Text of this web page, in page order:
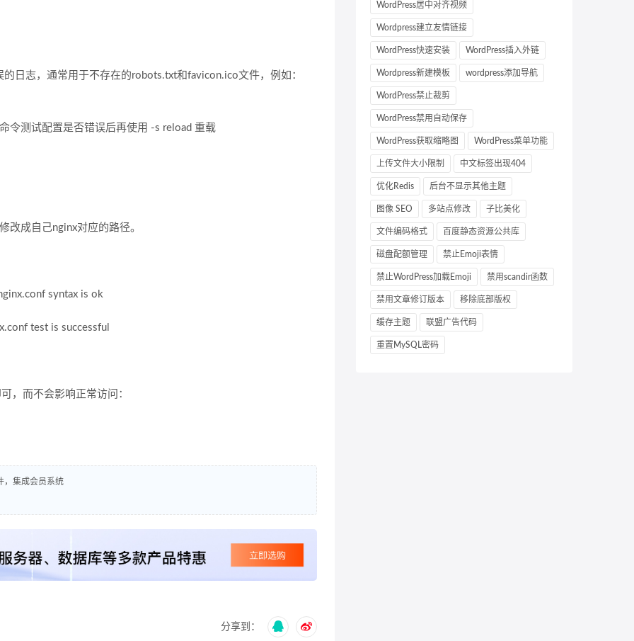
日志，通常用于不存在的robots.txt和favicon.ico文件，例如：
令测试配置是否错误后再使用 -s reload 重载
改成自己nginx对应的路径。
syntax is ok
test is successful
，而不会影响正常访问：
，集成会员系统
分享到：
WordPress居中对齐视频
Wordpress建立友情链接
WordPress快速安装 WordPress插入外链
Wordpress新建模板 wordpress添加导航
WordPress禁止裁剪
WordPress禁用自动保存
WordPress获取缩略图 WordPress菜单功能
上传文件大小限制 中文标签出现404
优化Redis 后台不显示其他主题
图像 SEO 多站点修改 子比美化
文件编码格式 百度静态资源公共库
磁盘配额管理 禁止Emoji表情
禁止WordPress加载Emoji 禁用scandir函数
禁用文章修订版本 移除底部版权
缓存主题 联盟广告代码
重置MySQL密码